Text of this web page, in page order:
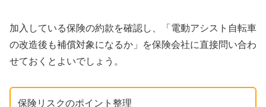
加入している保険の約款を確認し、「電動アシスト自転車
の改造後も補償対象になるか」を保険会社に直接問い合わ
せておくとよいでしょう。
保険リスクのポイント整理